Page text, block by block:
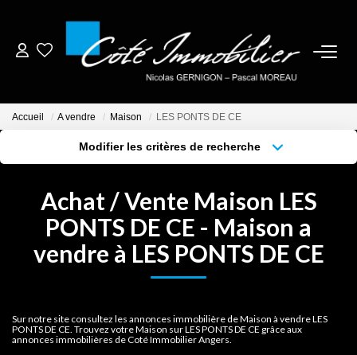
ESTIMER
NOTRE AGENCE
CRÉER UNE ALERTE
Accueil A vendre Maison LES PONTS DE CE
Modifier les critères de recherche
Surface min Budget max
Plus de critères Créer une alerte
Achat / Vente Maison LES
PONTS DE CE - Maison a
vendre à LES PONTS DE CE
Sur notre site consultez les annonces immobilière de Maison à vendre LES
PONTS DE CE. Trouvez votre Maison sur LES PONTS DE CE grâce aux
annonces immobilières de Coté Immobilier Angers.